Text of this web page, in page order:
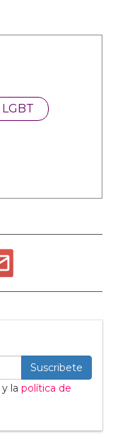
LGBT
Suscribete
y la política de